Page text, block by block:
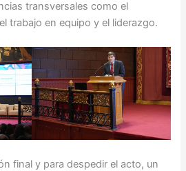
transversales como el
trabajo en equipo y el liderazgo.
final y para despedir el acto, un